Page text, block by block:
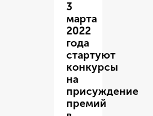
3
марта
2022
года
стартуют
конкурсы
на
присуждение
премий